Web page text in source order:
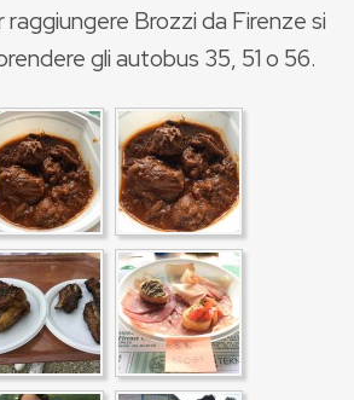
Brozzi da Firenze si
gli autobus 35, 51 o 56.